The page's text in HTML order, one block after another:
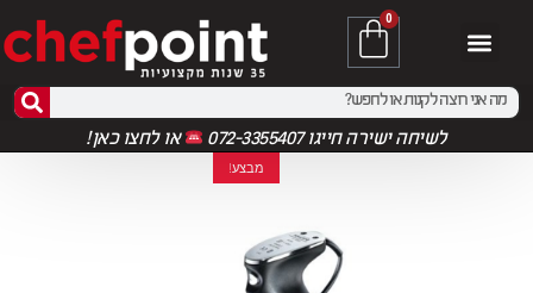
0
לשיחה ישירה חייגו 072-3355407 אולחצו כאן!
מבצע!